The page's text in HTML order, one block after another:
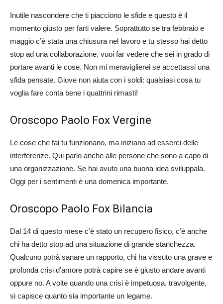
Inutile nascondere che ti piacciono le sfide e questo è il
momento giusto per farti valere. Soprattutto se tra febbraio e
maggio c’è stata una chiusura nel lavoro e tu stesso hai detto
stop ad una collaborazione, vuoi far vedere che sei in grado di
portare avanti le cose. Non mi meraviglierei se accettassi una
sfida pensate. Giove non aiuta con i soldi: qualsiasi cosa tu
voglia fare conta bene i quattrini rimasti!
Oroscopo Paolo Fox Vergine
Le cose che fai tu funzionano, ma iniziano ad esserci delle
interferenze. Qui parlo anche alle persone che sono a capo di
una organizzazione. Se hai avuto una buona idea sviluppala.
Oggi per i sentimenti è una domenica importante.
Oroscopo Paolo Fox Bilancia
Dal 14 di questo mese c’è stato un recupero fisico, c’è anche
chi ha detto stop ad una situazione di grande stanchezza.
Qualcuno potrà sanare un rapporto, chi ha vissuto una grave e
profonda crisi d’amore potrà capire se è giusto andare avanti
oppure no. A volte quando una crisi è impetuosa, travolgente,
si capisce quanto sia importante un legame.